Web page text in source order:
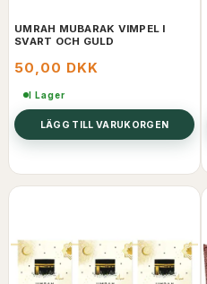
UMRAH MUBARAK VIMPEL I
SVART OCH GULD
50,00 DKK
I Lager
LÄGG TILL VARUKORGEN